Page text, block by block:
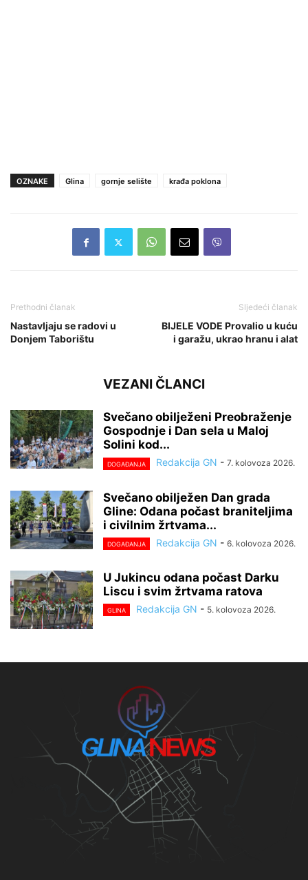
OZNAKE Glina gornje selište krađa poklona
Prethodni članak
Nastavljaju se radovi u
Donjem Taborištu
Sljedeći članak
BIJELE VODE Provalio u kuću
i garažu, ukrao hranu i alat
VEZANI ČLANCI
Svečano obilježeni Preobraženje
Gospodnje i Dan sela u Maloj
Solini kod...
DOGAĐANJA Redakcija GN - 7. kolovoza 2026.
Svečano obilježen Dan grada
Gline: Odana počast braniteljima
i civilnim žrtvama...
DOGAĐANJA Redakcija GN - 6. kolovoza 2026.
U Jukincu odana počast Darku
Liscu i svim žrtvama ratova
GLINA Redakcija GN - 5. kolovoza 2026.